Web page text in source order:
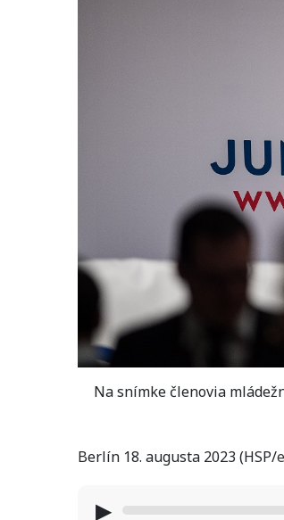
Na snímke členovia
Berlín 18. augusta 2023 (HSP/
▶